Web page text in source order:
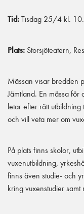
Tid: Tisdag 25/4 kl.
Plats: Storsjöteatern,
Mässan visar bredden
Jämtland. En mässa för
letar efter rätt
och vill veta mer om
På plats finns skolor,
vuxenutbildning,
finns även studie- och
kring vuxenstudier